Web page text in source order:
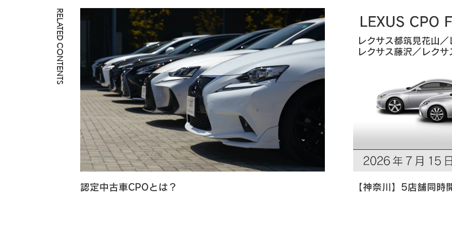
RELATED CONTENTS
認定中古車CPOとは？ 【神奈川】5店舗同時